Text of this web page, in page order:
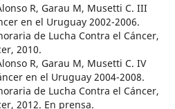
R, Garau M, Musetti C. III
en el Uruguay 2002-2006.
de Lucha Contra el Cáncer,
2010.
R, Garau M, Musetti C. IV
en el Uruguay 2004-2008.
de Lucha Contra el Cáncer,
2012. En prensa.